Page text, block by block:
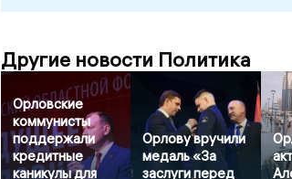
Другие новости Политика
Орловские
коммунисты
поддержали
кредитные
каникулы для
Орлову вручили
медаль «За
заслуги перед